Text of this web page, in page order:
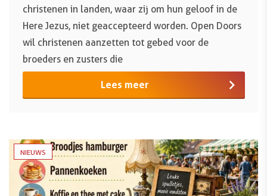
christenen in landen, waar zij om hun geloof in de
Here Jezus, niet geaccepteerd worden. Open Doors
wil christenen aanzetten tot gebed voor de
broeders en zusters die
Lees meer
NIEUWS